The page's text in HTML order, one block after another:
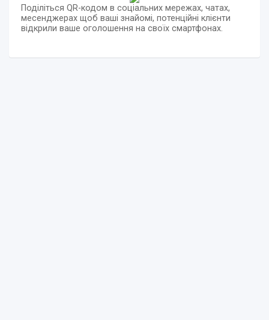
Поділіться QR-кодом в соціальних мережах, чатах,
месенджерах щоб ваші знайомі, потенційні клієнти
відкрили ваше оголошення на своїх смартфонах.